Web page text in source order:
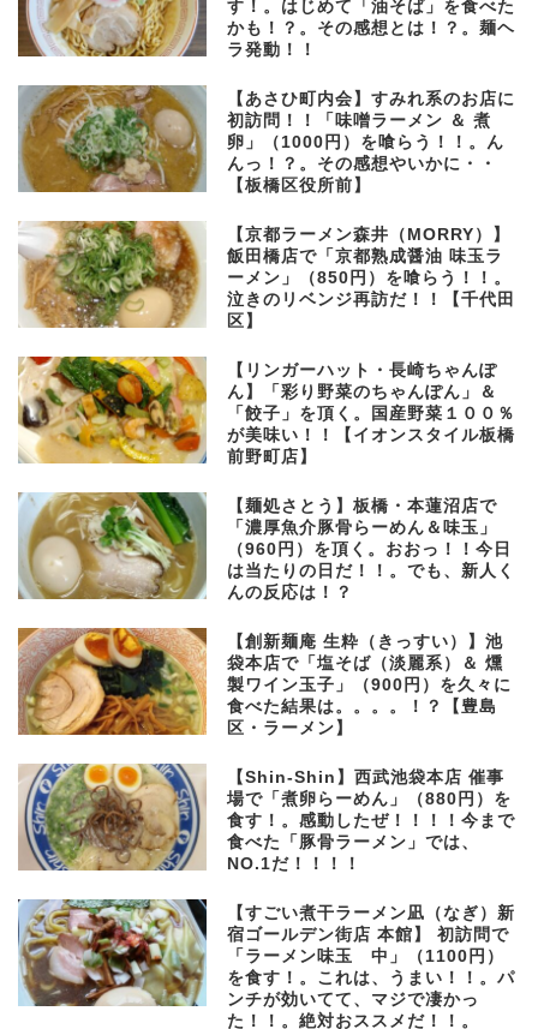
す！。はじめて「油そば」を食べた
かも！？。その感想とは！？。麺ヘ
ラ発動！！
【あさひ町内会】すみれ系のお店に
初訪問！！「味噌ラーメン ＆ 煮
卵」（1000円）を喰らう！！。ん
んっ！？。その感想やいかに・・
【板橋区役所前】
【京都ラーメン森井（MORRY）】
飯田橋店で「京都熟成醤油 味玉ラ
ーメン」（850円）を喰らう！！。
泣きのリベンジ再訪だ！！【千代田
区】
【リンガーハット・長崎ちゃんぽ
ん】「彩り野菜のちゃんぽん」＆
「餃子」を頂く。国産野菜１００％
が美味い！！【イオンスタイル板橋
前野町店】
【麺処さとう】板橋・本蓮沼店で
「濃厚魚介豚骨らーめん＆味玉」
（960円）を頂く。おおっ！！今日
は当たりの日だ！！。でも、新人く
んの反応は！？
【創新麺庵 生粋（きっすい）】池
袋本店で「塩そば（淡麗系）＆ 燻
製ワイン玉子」（900円）を久々に
食べた結果は。。。。！？【豊島
区・ラーメン】
【Shin-Shin】西武池袋本店 催事
場で「煮卵らーめん」（880円）を
食す！。感動したぜ！！！！今まで
食べた「豚骨ラーメン」では、
NO.1だ！！！！
【すごい煮干ラーメン凪（なぎ）新
宿ゴールデン街店 本館】 初訪問で
「ラーメン味玉 中」（1100円）
を食す！。これは、うまい！！。パ
ンチが効いてて、マジで凄かっ
た！！。絶対おススメだ！！。